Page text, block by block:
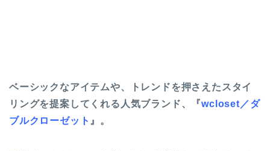
ベーシックなアイテムや、トレンドを押さえたスタイ
リングを提案してくれる人気ブランド、『wcloset／ダ
ブルクローゼット 』。